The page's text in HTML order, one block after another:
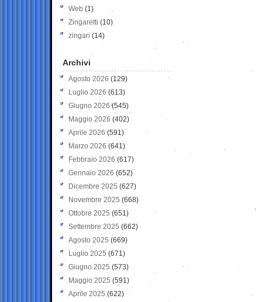
Web (1)
Zingaretti (10)
zingari (14)
Archivi
Agosto 2026 (129)
Luglio 2026 (613)
Giugno 2026 (545)
Maggio 2026 (402)
Aprile 2026 (591)
Marzo 2026 (641)
Febbraio 2026 (617)
Gennaio 2026 (652)
Dicembre 2025 (627)
Novembre 2025 (668)
Ottobre 2025 (651)
Settembre 2025 (662)
Agosto 2025 (669)
Luglio 2025 (671)
Giugno 2025 (573)
Maggio 2025 (591)
Aprile 2025 (622)